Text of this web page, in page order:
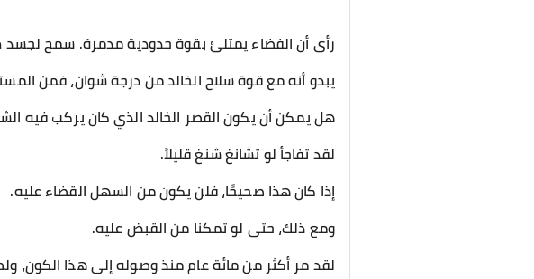
رأى أن الفضاء يمتلئ بقوة حدودية مدمرة. سمح لجسد
يبدو أنه مع قوة سلاح الخالد من درجة شوان، فمن
هل يمكن أن يكون القصر الخالد الذي كان يركب فيه
لقد تفاجأ لو تشانغ شنغ قليلاً.
إذا كان هذا صحيحًا، فلن يكون من السهل القضاء عليه.
ومع ذلك، حتى لو تمكنا من القبض عليه.
لقد مر أكثر من مائة عام منذ وصوله إلى هذا الكون،